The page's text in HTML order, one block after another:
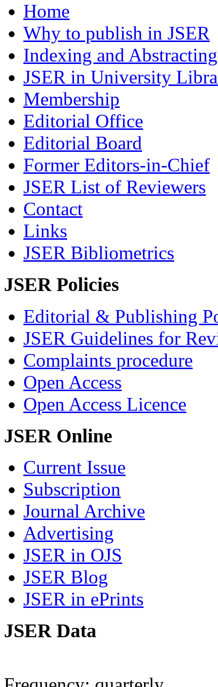
Home
Why to publish in JSER
Indexing and Abstracting
JSER in University
Membership
Editorial Office
Editorial Board
Former Editors-in-Chief
JSER List of Reviewers
Contact
Links
JSER Bibliometrics
JSER Policies
Editorial & Publishing
JSER Guidelines for
Complaints procedure
Open Access
Open Access Licence
JSER Online
Current Issue
Subscription
Journal Archive
Advertising
JSER in OJS
JSER Blog
JSER in ePrints
JSER Data